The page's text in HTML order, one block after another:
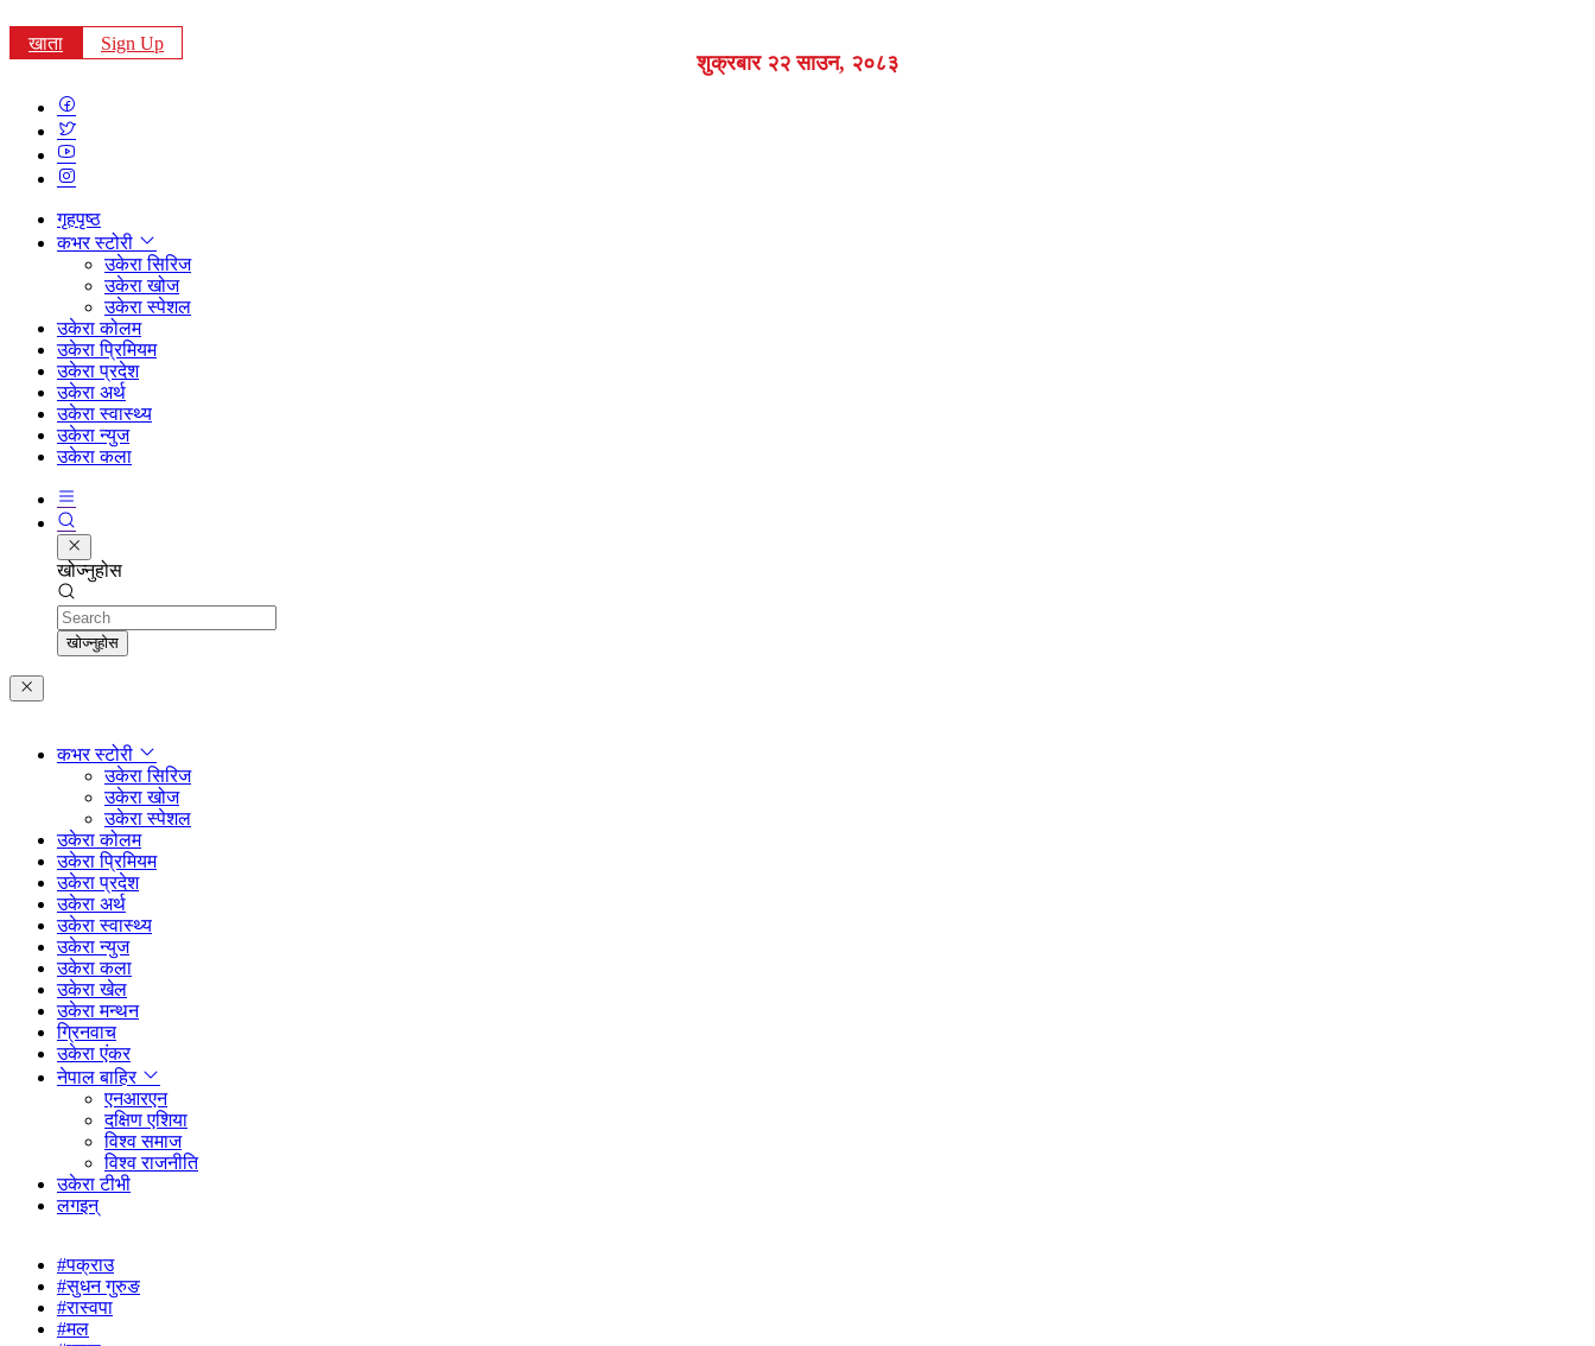
खाता Sign Up
शुक्रबार २२ साउन, २०८३
गृहपृष्ठ
कभर स्टोरी
उकेरा सिरिज
उकेरा खोज
उकेरा स्पेशल
उकेरा कोलम
उकेरा प्रिमियम
उकेरा प्रदेश
उकेरा अर्थ
उकेरा स्वास्थ्य
उकेरा न्युज
उकेरा कला
खोज्नुहोस
Search
खोज्नुहोस
कभर स्टोरी
उकेरा सिरिज
उकेरा खोज
उकेरा स्पेशल
उकेरा कोलम
उकेरा प्रिमियम
उकेरा प्रदेश
उकेरा अर्थ
उकेरा स्वास्थ्य
उकेरा न्युज
उकेरा कला
उकेरा खेल
उकेरा मन्थन
ग्रिनवाच
उकेरा एंकर
नेपाल बाहिर
एनआरएन
दक्षिण एशिया
विश्व समाज
विश्व राजनीति
उकेरा टीभी
लगइन्
#पक्राउ
#सुधन गुरुङ
#रास्वपा
#मल